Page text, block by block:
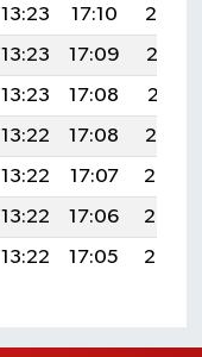
13:23 17:10
20:14
13:23 17:09
20:13
13:23 17:08
20:11
13:22 17:08
20:10
13:22 17:07
20:08
13:22 17:06
20:07
13:22 17:05 20:05